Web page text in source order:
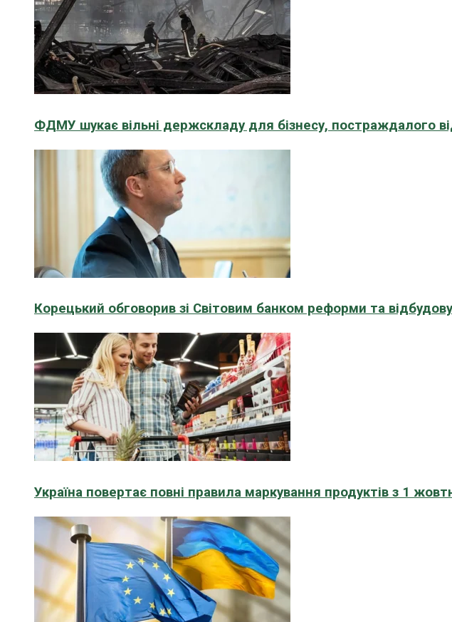
ФДМУ шукає вільні держскладу для бізнесу, постраждалого
Корецький обговорив зі Світовим банком реформи та відбудову
Україна повертає повні правила маркування продуктів з 1